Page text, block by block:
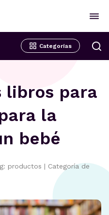
Categorías
libros para
la
bebé
productos | Categoría de